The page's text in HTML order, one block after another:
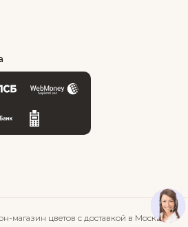
магазин цветов с доставкой в Москве